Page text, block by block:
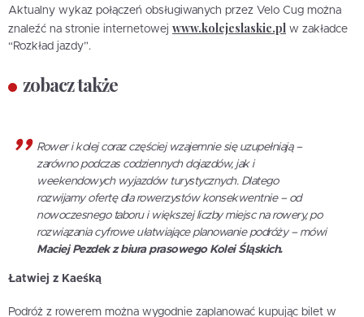
Aktualny wykaz połączeń obsługiwanych przez Velo Cug można
znaleźć na stronie internetowej www.kolejeslaskie.pl w zakładce
“Rozkład jazdy”.
zobacz także
Rower i kolej coraz częściej wzajemnie się uzupełniają –
zarówno podczas codziennych dojazdów, jak i
weekendowych wyjazdów turystycznych. Dlatego
rozwijamy ofertę dla rowerzystów konsekwentnie – od
nowoczesnego taboru i większej liczby miejsc na rowery, po
rozwiązania cyfrowe ułatwiające planowanie podróży – mówi
Maciej Pezdek z biura prasowego Kolei Śląskich.
Łatwiej z Kaeśką
Podróż z rowerem można wygodnie zaplanować kupując bilet w